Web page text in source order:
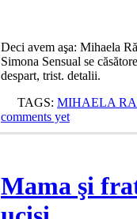
Deci avem aşa: Mihaela
Simona Sensual se
despart, trist. detalii.
TAGS: MIHAELA
comments yet
Mama şi